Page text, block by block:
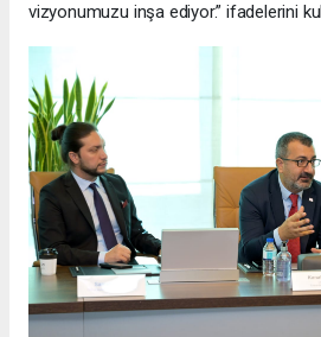
vizyonumuzu inşa ediyor.” ifadelerini